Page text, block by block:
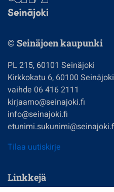
© Seinäjoen kaupunki
PL 215, 60101 Seinäjoki
Kirkkokatu 6, 60100 Seinäjoki
vaihde 06 416 2111
kirjaamo@seinajoki.fi
info@seinajoki.fi
Tilaa uutiskirje
Linkkejä